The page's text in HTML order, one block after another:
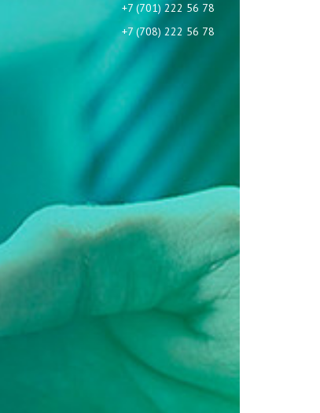
+7 (701) 222 56 78
+7 (708) 222 56 78